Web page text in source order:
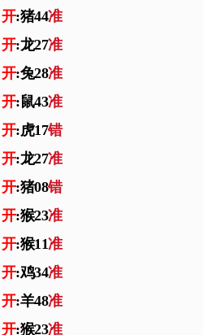
开:猪44准
开:龙27准
开:兔28准
开:鼠43准
开:虎17错
开:龙27准
开:猪08错
开:猴23准
开:猴11准
开:鸡34准
开:羊48准
开:猴23准